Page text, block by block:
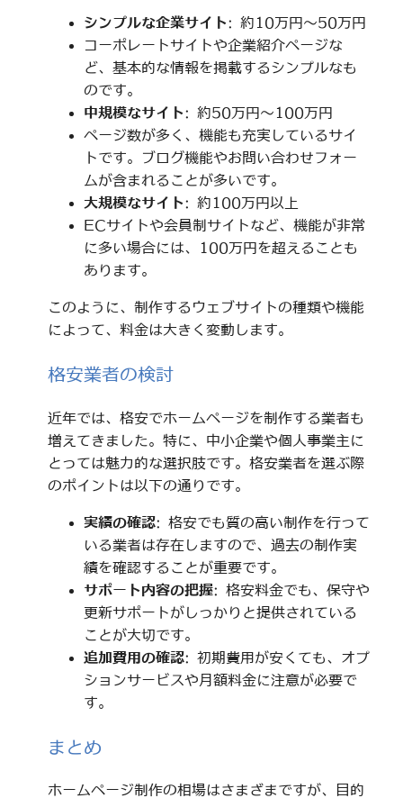
シンプルな企業サイト: 約10万円～50万円
コーポレートサイトや企業紹介ページな
ど、基本的な情報を掲載するシンプルなも
のです。
中規模なサイト: 約50万円～100万円
ページ数が多く、機能も充実しているサイ
トです。ブログ機能やお問い合わせフォー
ムが含まれることが多いです。
大規模なサイト: 約100万円以上
ECサイトや会員制サイトなど、機能が非常
に多い場合には、100万円を超えることも
あります。
このように、制作するウェブサイトの種類や機能
によって、料金は大きく変動します。
格安業者の検討
近年では、格安でホームページを制作する業者も
増えてきました。特に、中小企業や個人事業主に
とっては魅力的な選択肢です。格安業者を選ぶ際
のポイントは以下の通りです。
実績の確認: 格安でも質の高い制作を行って
いる業者は存在しますので、過去の制作実
績を確認することが重要です。
サポート内容の把握: 格安料金でも、保守や
更新サポートがしっかりと提供されている
ことが大切です。
追加費用の確認: 初期費用が安くても、オプ
ションサービスや月額料金に注意が必要で
す。
まとめ
ホームページ制作の相場はさまざまですが、目的